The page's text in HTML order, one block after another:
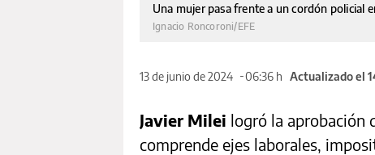
Una mujer pasa frente a un cordón policial
Ignacio Roncoroni/EFE
13 de junio de 2024 06:36 h Actualizado el
Javier Milei logró la aprobación
comprende ejes laborales,